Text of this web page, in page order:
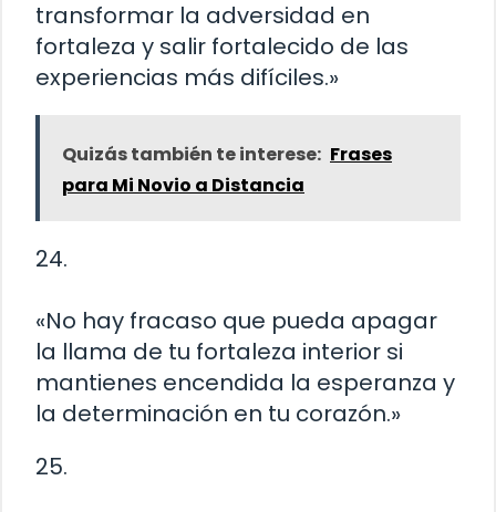
transformar la adversidad en
fortaleza y salir fortalecido de las
experiencias más difíciles.»
Quizás también te interese: Frases
para Mi Novio a Distancia
24.
«No hay fracaso que pueda apagar
la llama de tu fortaleza interior si
mantienes encendida la esperanza y
la determinación en tu corazón.»
25.